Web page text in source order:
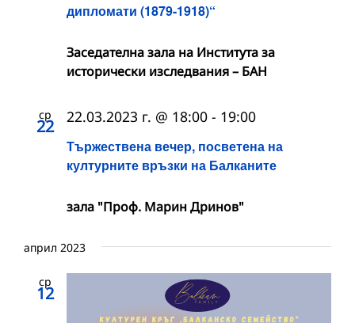
дипломати (1879-1918)“
Заседателна зала на Института за
исторически изследвания – БАН
ср
22
Тържествена вечер, посветена на
културните връзки на Балканите
22.03.2023 г. @ 18:00 - 19:00
зала "Проф. Марин Дринов"
април 2023
ср
12